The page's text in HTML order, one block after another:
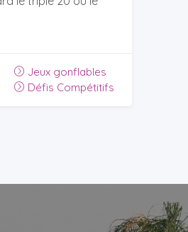
Jeux gonflables
Défis Compétitifs